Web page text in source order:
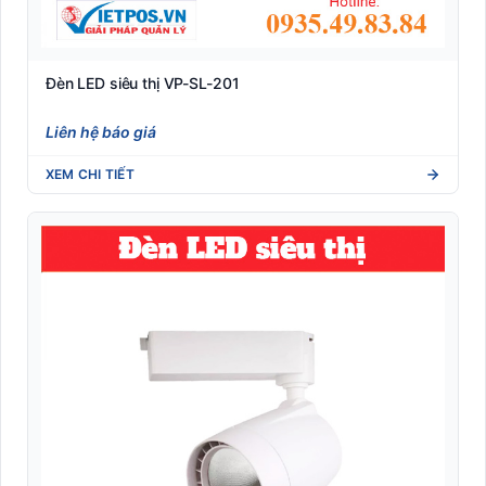
Đèn LED siêu thị VP-SL-201
Liên hệ báo giá
XEM CHI TIẾT